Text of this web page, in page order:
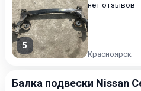
5
нет отзывов
Красноярск
Балка подвески Nissan